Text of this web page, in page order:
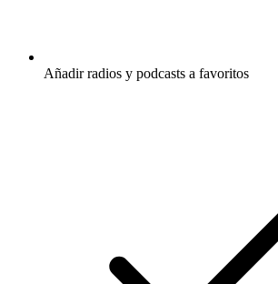
Añadir radios y podcasts a favoritos